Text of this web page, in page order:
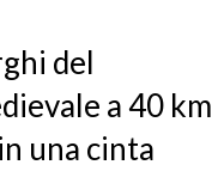
del
a 40 km
una cinta